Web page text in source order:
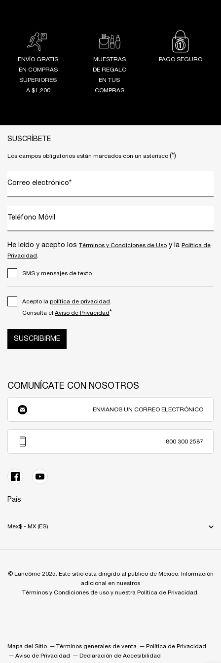
ENVÍO GRATIS
EN COMPRAS
SUPERIORES
A $1,200
MUESTRAS
DE REGALO
EN TUS
COMPRAS
PAGO SEGURO
SUSCRÍBETE
Los campos obligatorios están marcados con un asterisco (*)
Correo electrónico*
Teléfono Móvil
He leído y acepto los Términos y Condiciones de Uso y la Política de
Privacidad.
SMS y mensajes de texto
Acepto la política de privacidad.
Consulta el Aviso de Privacidad*
SUSCRIBIRME
COMUNÍCATE CON NOSOTROS
ENVIANOS UN CORREO ELECTRÓNICO
800 300 2587
País
Mex$ - MX (ES)
© Lancôme 2025. Este sitio está dirigido al público de México. Información
adicional en nuestros
Términos y Condiciones de uso y nuestra Política de Privacidad.
Mapa del Sitio Términos generales de venta
Política de Privacidad
Aviso de Privacidad
Declaración de Accesibilidad